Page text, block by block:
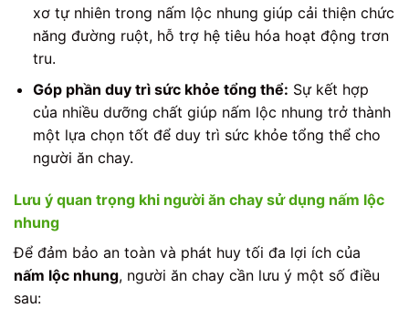
xơ tự nhiên trong nấm lộc nhung giúp cải thiện chức
năng đường ruột, hỗ trợ hệ tiêu hóa hoạt động trơn
tru.
Góp phần duy trì sức khỏe tổng thể: Sự kết hợp
của nhiều dưỡng chất giúp nấm lộc nhung trở thành
một lựa chọn tốt để duy trì sức khỏe tổng thể cho
người ăn chay.
Lưu ý quan trọng khi người ăn chay sử dụng nấm lộc
nhung
Để đảm bảo an toàn và phát huy tối đa lợi ích của
nấm lộc nhung, người ăn chay cần lưu ý một số điều
sau: